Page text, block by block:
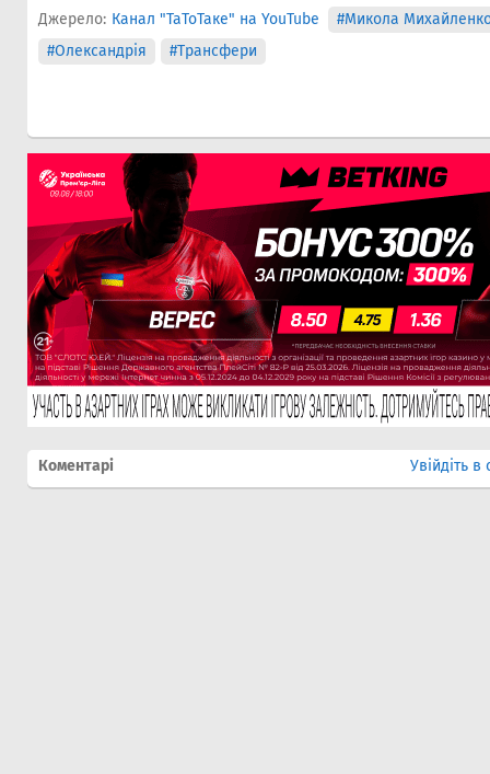
Джерело: Канал "ТаТоТаке" на YouTube
#Микола
#Олександрія
#Трансфери
Коментарі Увійдіть в